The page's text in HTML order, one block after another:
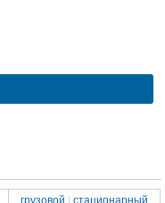
грузовой |стационарный